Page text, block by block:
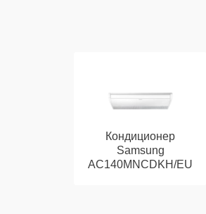
Кондиционер
Samsung
AC140MNCDKH/EU